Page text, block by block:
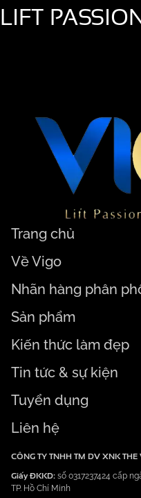
LIFT
Trang chủ
Về Vigo
Nhãn hàng phân
Sản phẩm
Kiến thức làm đẹp
Tin tức & sự kiện
Tuyển dụng
Liên hệ
CÔNG TY TNHH TM DV XNK THE
Giấy ĐKKD: số 0317237424 cấp
TP. Hồ Chí Minh